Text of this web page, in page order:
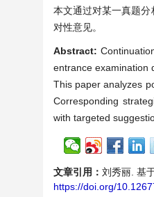
本文通过对某一真题
对性意见。
Abstract:
entrance examination
This paper analyzes
Corresponding
with targeted
文章引用： 刘秀丽. 基
https://doi.org/